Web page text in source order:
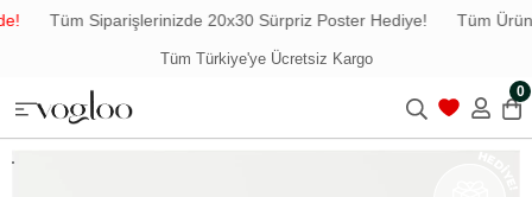
Tüm Siparişlerinizde 20x30 Sürpriz Poster Hediye! Tüm
Tüm Türkiye'ye Ücretsiz Kargo
0